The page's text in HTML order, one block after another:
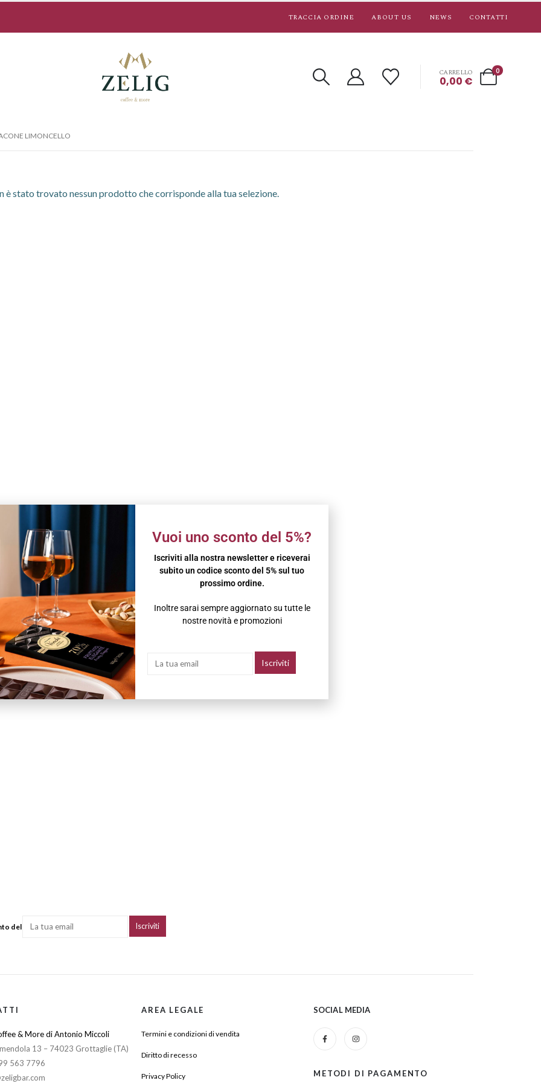
TRACCIA ORDINE ABOUT US NEWS CONTATTI
0
CARRELLO
0,00 €
LIMONCELLO
è stato trovato nessun prodotto che corrisponde alla tua selezione.
del
& More di Antonio Miccoli
13 – 74023 Grottaglie (TA)
563 7796
AREA LEGALE
Termini e condizioni di vendita
Diritto di recesso
Privacy Policy
SOCIAL MEDIA
METODI DI PAGAMENTO
Vuoi uno sconto del 5%?
Iscriviti alla nostra newsletter e riceverai
subito un codice sconto del 5% sul tuo
prossimo ordine.
Inoltre sarai sempre aggiornato su tutte le
nostre novità e promozioni